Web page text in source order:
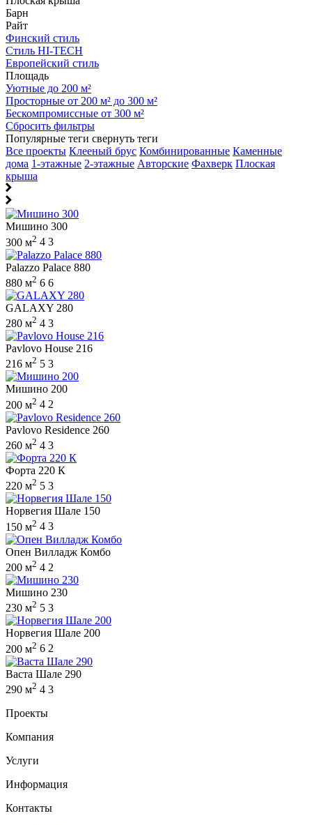
Барн
Райт
Финский стиль
Стиль HI-TECH
Европейский стиль
Площадь
Уютные до 200 м²
Просторные от 200 м² до 300 м²
Бескомпромиссные от 300 м²
Сбросить фильтры
Популярные теги свернуть теги
Все проекты Клееный брус Комбинированные Каменные
дома 1-этажные 2-этажные Авторские Фахверк Плоская
крыша
Мишино 300
300 м2 4 3
Palazzo Palace 880
880 м2 6 6
GALAXY 280
280 м2 4 3
Pavlovo House 216
216 м2 5 3
Мишино 200
200 м2 4 2
Pavlovo Residence 260
260 м2 4 3
Форта 220 К
220 м2 5 3
Норвегия Шале 150
150 м2 4 3
Опен Вилладж Комбо
200 м2 4 2
Мишино 230
230 м2 5 3
Норвегия Шале 200
200 м2 6 2
Васта Шале 290
290 м2 4 3
Проекты
Компания
Услуги
Информация
Контакты